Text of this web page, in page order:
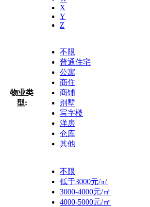
X
Y
Z
物业类
型:
不限
普通住宅
公寓
商住
商铺
别墅
写字楼
洋房
仓库
其他
不限
低于3000元/㎡
3000-4000元/㎡
4000-5000元/㎡